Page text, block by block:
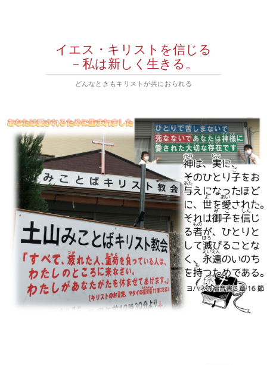
イエス・キリストを信じる
－私は新しく生きる。
どんなときもキリストが共におられる